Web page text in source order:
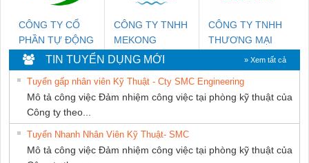
CÔNG TY CỔ
PHẦN TỰ ĐỘNG
TIẾN HƯNG
CÔNG TY TNHH
MEKONG
MARINE
SUPPLY
CÔNG TY TNHH
THƯƠNG MẠI
DỊCH VỤ KỸ
THUẬT ĐIỆN CƠ
GIA HƯNG
PHÁT
TIN TUYỂN DỤNG MỚI » Xem tất cả
Tuyển gấp nhân viên Kỹ Thuật - Cty SMC Engineering
Mô tả công việc Đảm nhiệm công việc tại phòng kỹ thuật của
Công ty theo...
Tuyển Nhanh Nhân Viên Kỹ Thuật- SMC
Mô tả công việc Đảm nhiệm công việc tại phòng kỹ thuật của